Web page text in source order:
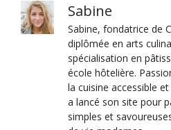
Sabine
Sabine, fondatrice de
diplômée en arts
spécialisation en
école hôtelière.
la cuisine accessible
a lancé son site pour
simples et